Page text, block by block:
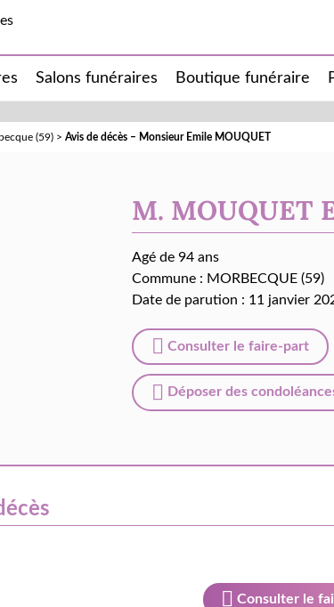
Salons funéraires Boutique funéraire
(59) > Avis de décès – Monsieur Emile MOUQUET
M. MOUQUET
Agé de 94 ans
Commune : MORBECQUE (59)
Date de parution : 11 janvier
Consulter le faire-part
Déposer des
Consulter le